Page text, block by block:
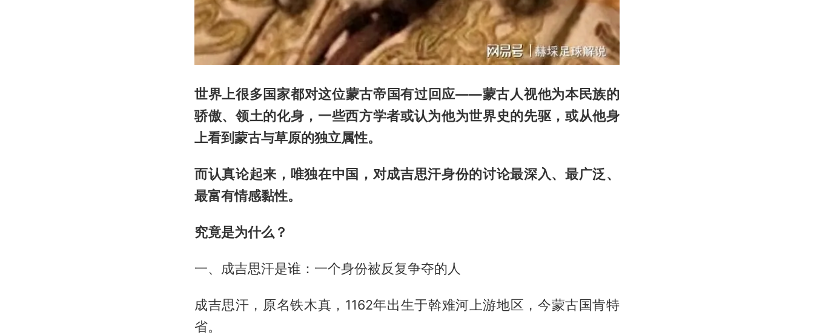
世界上很多国家都对这位蒙古帝国有过回应——蒙古人视他为本民族的
骄傲、领土的化身，一些西方学者或认为他为世界史的先驱，或从他身
上看到蒙古与草原的独立属性。
而认真论起来，唯独在中国，对成吉思汗身份的讨论最深入、最广泛、
最富有情感黏性。
究竟是为什么？
一、成吉思汗是谁：一个身份被反复争夺的人
成吉思汗，原名铁木真，1162年出生于斡难河上游地区，今蒙古国肯特
省。